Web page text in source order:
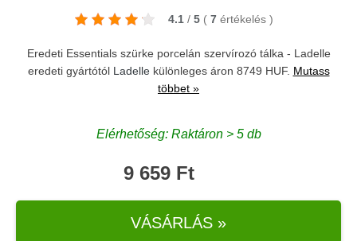
4.1 / 5 ( 7 értékelés )
Eredeti Essentials szürke porcelán szervírozó tálka - Ladelle
eredeti gyártótól Ladellekülönleges áron 8749 HUF. Mutass
többet »
Elérhetőség: Raktáron > 5 db
9 659 Ft
VÁSÁRLÁS »